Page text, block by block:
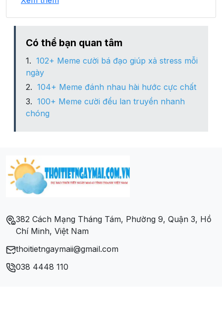
Xã Trì Quang
Xã Xuân Giao
Xã Xuân Quang
Có thể bạn quan tâm
102+ Meme cười bá đạo giúp xả stress mỗi
ngày
104+ Meme đánh nhau hài hước cực chất
100+ Meme cười đểu lan truyền nhanh
chóng
382 Cách Mạng Tháng Tám, Phường 9, Quận 3, Hồ
Chí Minh, Việt Nam
thoitietngaymaii@gmail.com
038 4448 110